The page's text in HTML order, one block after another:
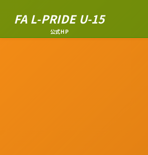
FA L-PRIDE U-15
公式HP